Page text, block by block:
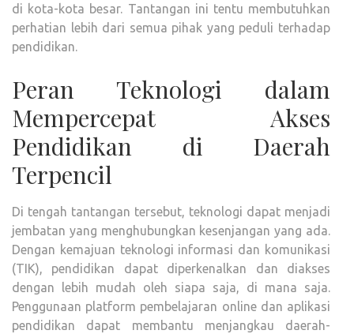
di kota-kota besar. Tantangan ini tentu membutuhkan
perhatian lebih dari semua pihak yang peduli terhadap
pendidikan.
Peran Teknologi dalam
Mempercepat Akses
Pendidikan di Daerah
Terpencil
Di tengah tantangan tersebut, teknologi dapat menjadi
jembatan yang menghubungkan kesenjangan yang ada.
Dengan kemajuan teknologi informasi dan komunikasi
(TIK), pendidikan dapat diperkenalkan dan diakses
dengan lebih mudah oleh siapa saja, di mana saja.
Penggunaan platform pembelajaran online dan aplikasi
pendidikan dapat membantu menjangkau daerah-